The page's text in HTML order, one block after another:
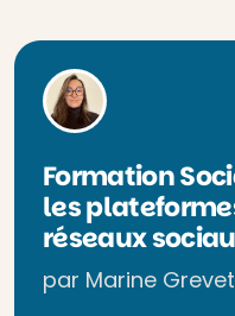
Formation
les
réseaux
par Marine Grevet